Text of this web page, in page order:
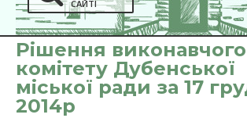
САЙТІ
Рішення виконавчого
комітету Дубенської
міської ради за 17
2014р